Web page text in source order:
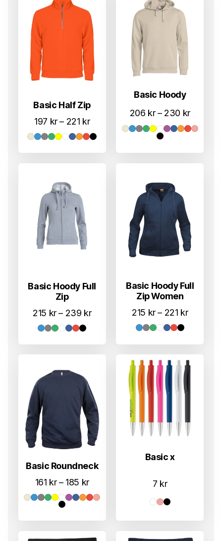
Basic Half Zip
197 kr – 221 krPrisområde:
197 kr
221 kr
Basic Hoody
206 kr – 230 kr
206 kr
230 kr
Basic Hoody Full
Zip
215 kr – 239 krPrisområde:
239 kr
Basic Hoody Full
Zip Women
215 kr – 221 kr
221 kr
Basic Roundneck
161 kr – 185 krPrisområde:
161 kr
185 kr
Basic x
7 kr